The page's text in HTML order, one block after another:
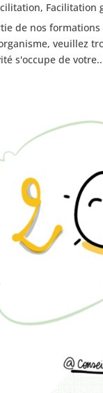
, Facilitation
de nos
veuillez
s'occupe de